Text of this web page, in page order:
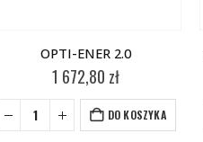
OPTI-ENER 2.0
1 672,80 zł
DO KOSZYKA